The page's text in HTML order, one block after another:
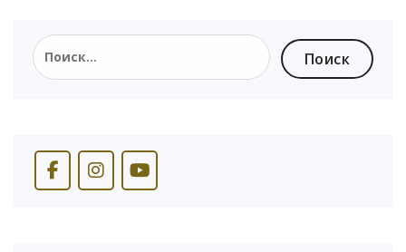
Найти: